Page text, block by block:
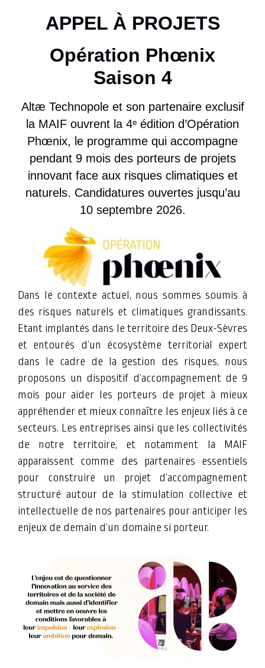
APPEL À PROJETS
Opération Phœnix
Saison 4
Altæ Technopole et son partenaire exclusif
la MAIF ouvrent la 4ᵉ édition d’Opération
Phœnix, le programme qui accompagne
pendant 9 mois des porteurs de projets
innovant face aux risques climatiques et
naturels. Candidatures ouvertes jusqu’au
10 septembre 2026.
Dans le contexte actuel, nous sommes soumis à
des risques naturels et climatiques grandissants.
Etant implantés dans le territoire des Deux-Sèvres
et entourés d’un écosystème territorial expert
dans le cadre de la gestion des risques, nous
proposons un dispositif d’accompagnement de 9
mois pour aider les porteurs de projet à mieux
appréhender et mieux connaître les enjeux liés à ce
secteurs. Les entreprises ainsi que les collectivités
de notre territoire, et notamment la MAIF
apparaissent comme des partenaires essentiels
pour construire un projet d’accompagnement
structuré autour de la stimulation collective et
intellectuelle de nos partenaires pour anticiper les
enjeux de demain d’un domaine si porteur.